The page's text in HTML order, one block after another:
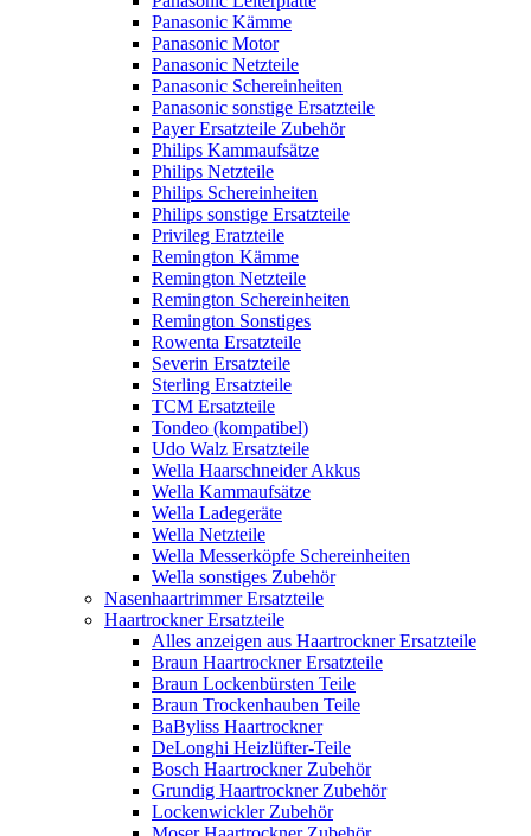
Panasonic Kämme
Panasonic Motor
Panasonic Netzteile
Panasonic Schereinheiten
Panasonic sonstige Ersatzteile
Payer Ersatzteile Zubehör
Philips Kammaufsätze
Philips Netzteile
Philips Schereinheiten
Philips sonstige Ersatzteile
Privileg Eratzteile
Remington Kämme
Remington Netzteile
Remington Schereinheiten
Remington Sonstiges
Rowenta Ersatzteile
Severin Ersatzteile
Sterling Ersatzteile
TCM Ersatzteile
Tondeo (kompatibel)
Udo Walz Ersatzteile
Wella Haarschneider Akkus
Wella Kammaufsätze
Wella Ladegeräte
Wella Netzteile
Wella Messerköpfe Schereinheiten
Wella sonstiges Zubehör
Nasenhaartrimmer Ersatzteile
Haartrockner Ersatzteile
Alles anzeigen aus Haartrockner Ersatzteile
Braun Haartrockner Ersatzteile
Braun Lockenbürsten Teile
Braun Trockenhauben Teile
BaByliss Haartrockner
DeLonghi Heizlüfter-Teile
Bosch Haartrockner Zubehör
Grundig Haartrockner Zubehör
Lockenwickler Zubehör